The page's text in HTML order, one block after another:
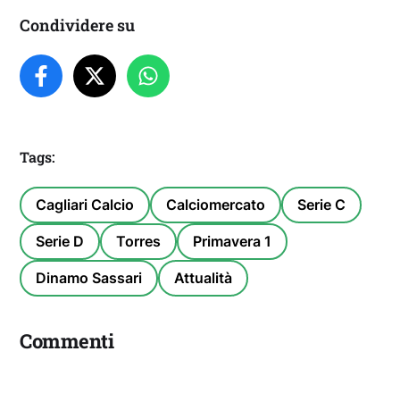
Condividere su
Tags:
Cagliari Calcio Calciomercato Serie C
Serie D Torres Primavera 1
Dinamo Sassari Attualità
Commenti